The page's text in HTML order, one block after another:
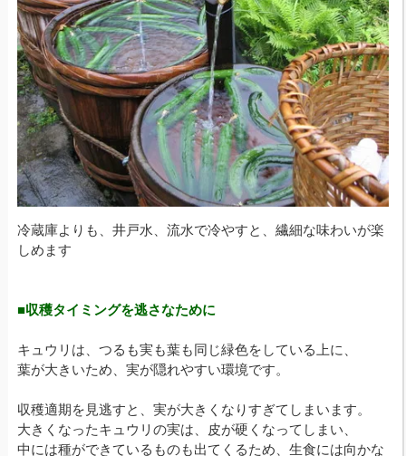
冷蔵庫よりも、井戸水、流水で冷やすと、繊細な味わいが楽
しめます
■収穫タイミングを逃さなために
キュウリは、つるも実も葉も同じ緑色をしている上に、
葉が大きいため、実が隠れやすい環境です。
収穫適期を見逃すと、実が大きくなりすぎてしまいます。
大きくなったキュウリの実は、皮が硬くなってしまい、
中には種ができているものも出てくるため、生食には向かな